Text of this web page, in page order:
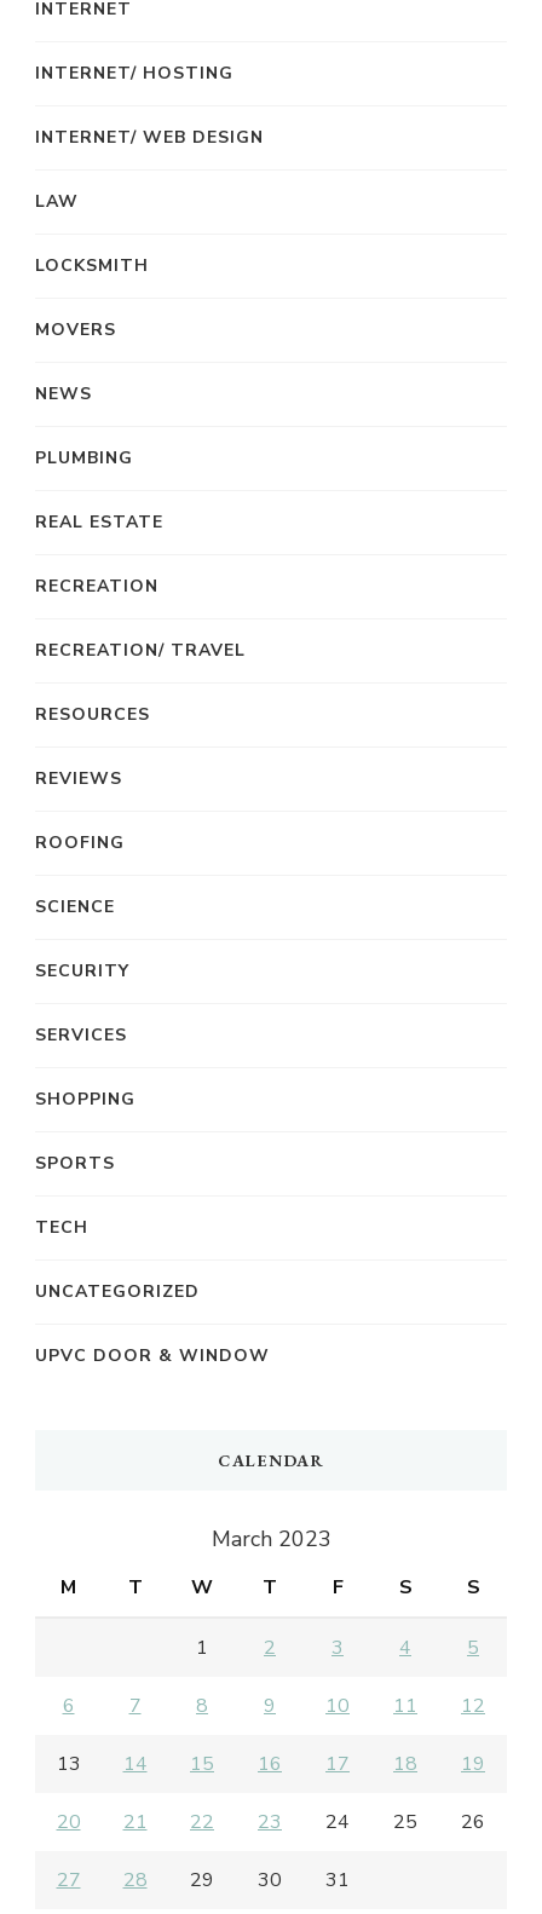
INTERNET
INTERNET/ HOSTING
INTERNET/ WEB DESIGN
LAW
LOCKSMITH
MOVERS
NEWS
PLUMBING
REAL ESTATE
RECREATION
RECREATION/ TRAVEL
RESOURCES
REVIEWS
ROOFING
SCIENCE
SECURITY
SERVICES
SHOPPING
SPORTS
TECH
UNCATEGORIZED
UPVC DOOR & WINDOW
CALENDAR
March 2023
M T W T F S S
1 2 3 4 5
6 7 8 9 10 11 12
13 14 15 16 17 18 19
20 21 22 23 24 25 26
27 28 29 30 31